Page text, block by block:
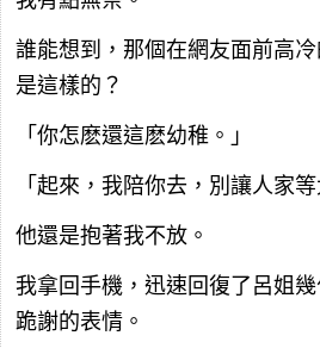
誰能想到，那個在網友面前高
是這樣的？
「你怎麽還這麽幼稚。」
「起來，我陪你去，別讓人家等
他還是抱著我不放。
我拿回手機，迅速回復了呂姐
跪謝的表情。